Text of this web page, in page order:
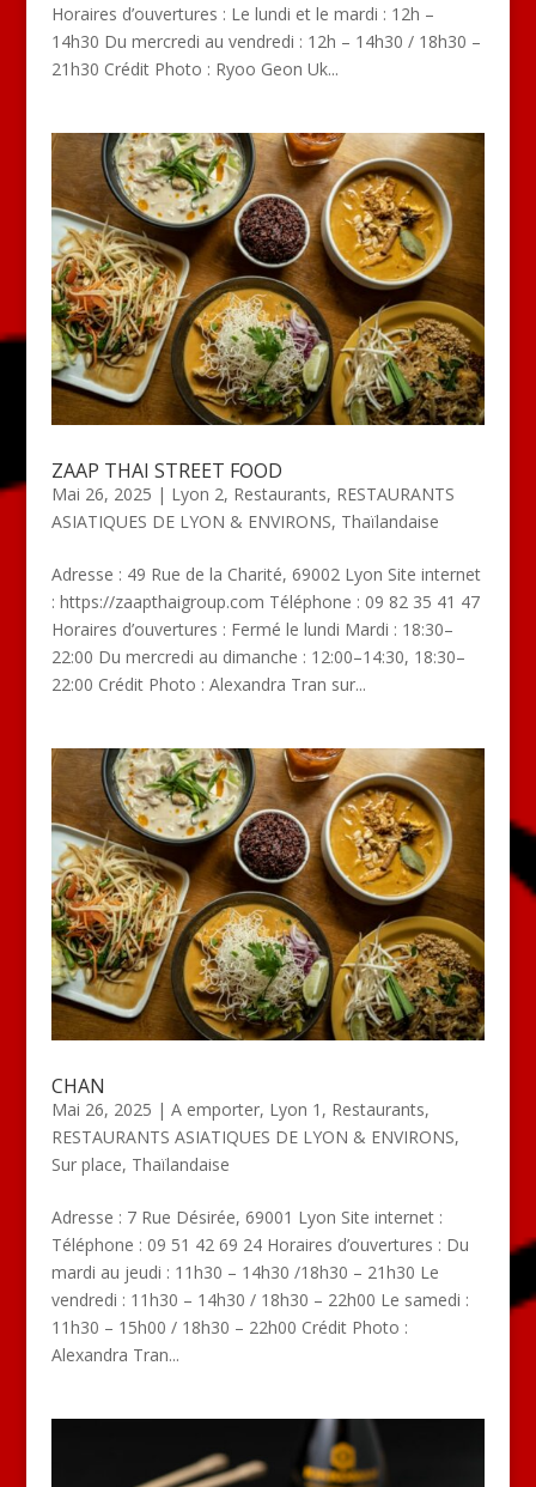
Horaires d’ouvertures : Le lundi et le mardi : 12h –
14h30 Du mercredi au vendredi : 12h – 14h30 / 18h30 –
21h30 Crédit Photo : Ryoo Geon Uk...
ZAAP THAI STREET FOOD
Mai 26, 2025 | Lyon 2, Restaurants, RESTAURANTS
ASIATIQUES DE LYON & ENVIRONS, Thaïlandaise
Adresse : 49 Rue de la Charité, 69002 Lyon Site internet
: https://zaapthaigroup.com Téléphone : 09 82 35 41 47
Horaires d’ouvertures : Fermé le lundi Mardi : 18:30–
22:00 Du mercredi au dimanche : 12:00–14:30, 18:30–
22:00 Crédit Photo : Alexandra Tran sur...
CHAN
Mai 26, 2025 | A emporter, Lyon 1 , Restaurants,
RESTAURANTS ASIATIQUES DE LYON & ENVIRONS,
Sur place, Thaïlandaise
Adresse : 7 Rue Désirée, 69001 Lyon Site internet :
Téléphone : 09 51 42 69 24 Horaires d’ouvertures : Du
mardi au jeudi : 11h30 – 14h30 /18h30 – 21h30 Le
vendredi : 11h30 – 14h30 / 18h30 – 22h00 Le samedi :
11h30 – 15h00 / 18h30 – 22h00 Crédit Photo :
Alexandra Tran...